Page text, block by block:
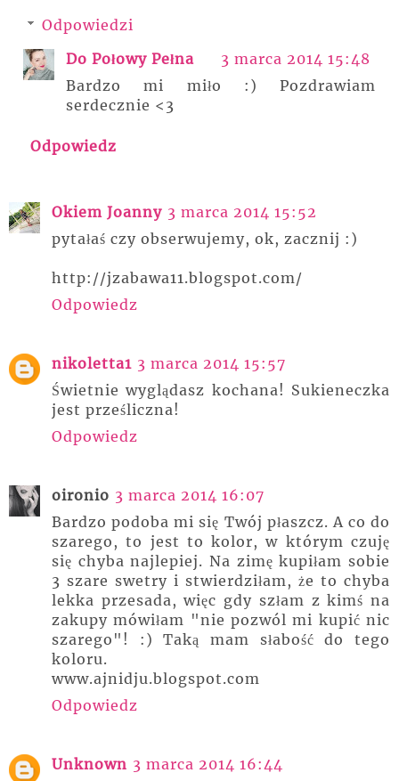
Odpowiedzi
Do Połowy Pełna
3 marca 2014 15:48
Bardzo mi miło :) Pozdrawiam
serdecznie <3
Odpowiedz
Okiem Joanny 3 marca 2014 15:52
pytałaś czy obserwujemy, ok, zacznij :)
http://jzabawa11.blogspot.com/
Odpowiedz
nikoletta1 3 marca 2014 15:57
Świetnie wyglądasz kochana! Sukieneczka
jest prześliczna!
Odpowiedz
oironio 3 marca 2014 16:07
Bardzo podoba mi się Twój płaszcz. A co do
szarego, to jest to kolor, w którym czuję
się chyba najlepiej. Na zimę kupiłam sobie
3 szare swetry i stwierdziłam, że to chyba
lekka przesada, więc gdy szłam z kimś na
zakupy mówiłam "nie pozwól mi kupić nic
szarego"! :) Taką mam słabość do tego
koloru.
www.ajnidju.blogspot.com
Odpowiedz
Unknown 3 marca 2014 16:44